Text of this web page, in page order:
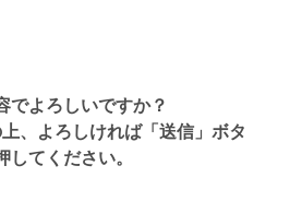
でよろしいですか？
、よろしければ「送信」ボタ
してください。